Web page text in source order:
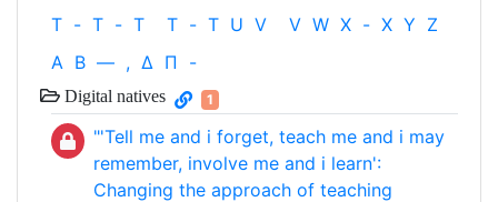
T - T - T T - T U V V W X - X Y Z
Α Β — , Δ Π -
Digital natives 1
"'Tell me and i forget, teach me and i may
remember, involve me and i learn':
Changing the approach of teaching